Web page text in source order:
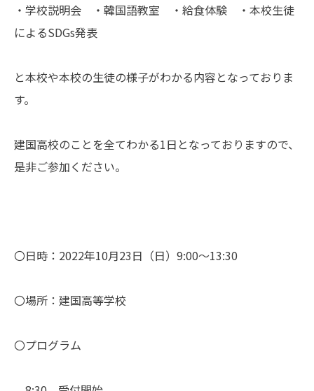
・学校説明会 ・韓国語教室 ・給食体験 ・本校生徒
によるSDGs発表
と本校や本校の生徒の様子がわかる内容となっておりま
す。
建国高校のことを全てわかる1日となっておりますので、
是非ご参加ください。
〇日時：2022年10月23日（日）9:00～13:30
〇場所：建国高等学校
〇プログラム